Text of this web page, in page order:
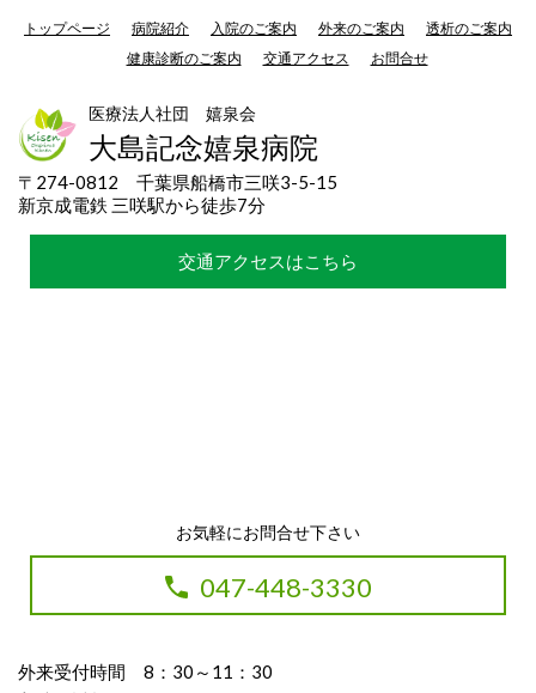
トップページ 病院紹介 入院のご案内 外来のご案内
透析のご案内
健康診断のご案内
交通アクセス お問合せ
医療法人社団 嬉泉会
大島記念嬉泉病院
〒274-0812 千葉県船橋市三咲3-5-15
新京成電鉄 三咲駅から徒歩7分
交通アクセスはこちら
お気軽にお問合せ下さい
047-448-3330
外来受付時間 8：30～11：30